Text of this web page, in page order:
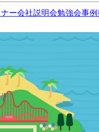
ー会社説明会勉強会事例